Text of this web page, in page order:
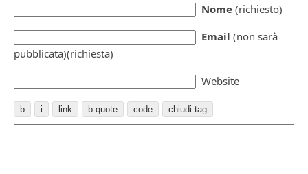
Nome (richiesto)
Email (non sarà
pubblicata)(richiesta)
Website